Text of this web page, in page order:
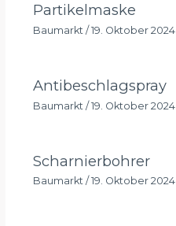
Partikelmaske
Baumarkt / 19. Oktober 2024
Antibeschlagspray
Baumarkt /19. Oktober 2024
Scharnierbohrer
Baumarkt/ 19. Oktober 2024